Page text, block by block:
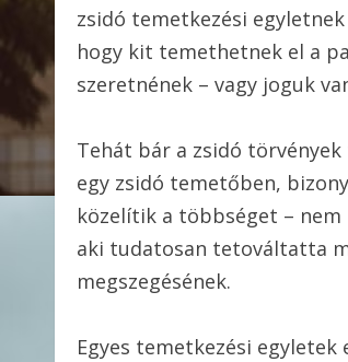
zsidó temetkezési
hogy kit temethetnek el a
szeretnének – vagy joguk
Tehát bár a zsidó
egy zsidó temetőben,
közelítik a többséget –
aki tudatosan tetováltatta
megszegésének.
Egyes temetkezési